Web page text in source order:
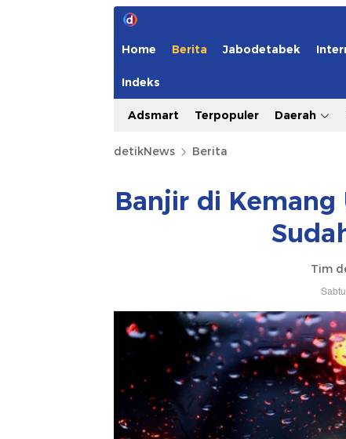
Home Berita Jabodetabek
Indeks
Adsmart Terpopuler Daerah
detikNews Berita
Banjir di Kemang
Tim